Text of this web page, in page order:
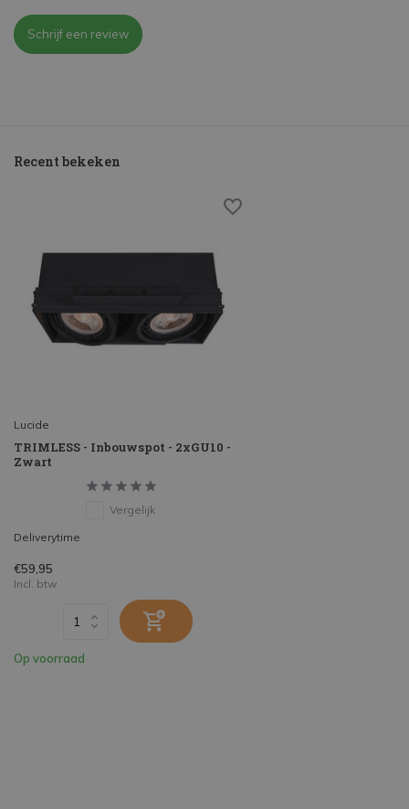
Schrijf een review
Recent bekeken
Lucide
TRIMLESS - Inbouwspot - 2xGU10 -
Zwart
Vergelijk
Deliverytime
€59,95
Incl. btw
Op voorraad